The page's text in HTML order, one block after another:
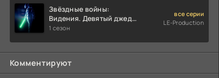
Звёздные войны:
Видения. Девятый джедай
(2026)
1 сезон
все серии
LE-Production
Комментируют